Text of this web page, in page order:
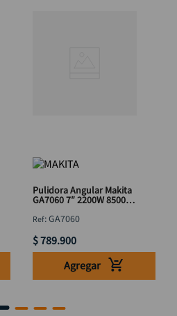
Pulidora Angular Makita
GA7060 7″ 2200W 8500
:GA7060
$789.900
Agregar